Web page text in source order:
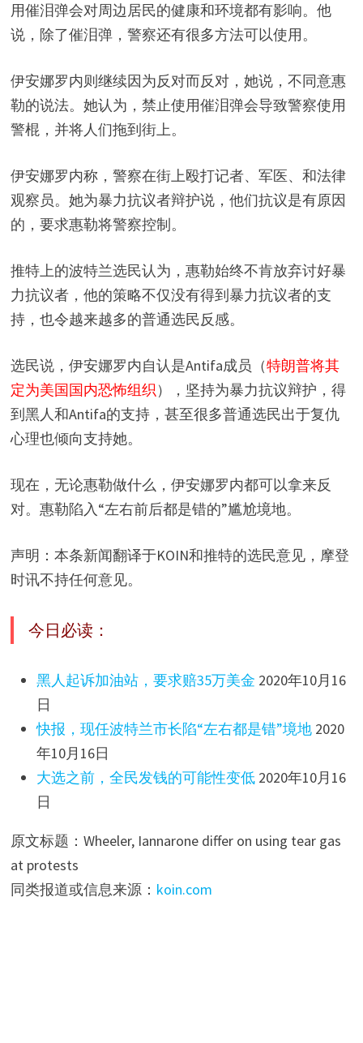
用催泪弹会对周边居民的健康和环境都有影响。他
说，除了催泪弹，警察还有很多方法可以使用。
伊安娜罗内则继续因为反对而反对，她说，不同意惠
勒的说法。她认为，禁止使用催泪弹会导致警察使用
警棍，并将人们拖到街上。
伊安娜罗内称，警察在街上殴打记者、军医、和法律
观察员。她为暴力抗议者辩护说，他们抗议是有原因
的，要求惠勒将警察控制。
推特上的波特兰选民认为，惠勒始终不肯放弃讨好暴
力抗议者，他的策略不仅没有得到暴力抗议者的支
持，也令越来越多的普通选民反感。
选民说，伊安娜罗内自认是Antifa成员（特朗普将其
定为美国国内恐怖组织），坚持为暴力抗议辩护，得
到黑人和Antifa的支持，甚至很多普通选民出于复仇
心理也倾向支持她。
现在，无论惠勒做什么，伊安娜罗内都可以拿来反
对。惠勒陷入“左右前后都是错的”尴尬境地。
声明：本条新闻翻译于KOIN和推特的选民意见，摩登
时讯不持任何意见。
今日必读：
黑人起诉加油站，要求赔35万美金 2020年10月16
日
快报，现任波特兰市长陷“左右都是错”境地 2020
年10月16日
大选之前，全民发钱的可能性变低 2020年10月16
日
原文标题：Wheeler, Iannarone differ on using tear gas
at protests
同类报道或信息来源： koin.com